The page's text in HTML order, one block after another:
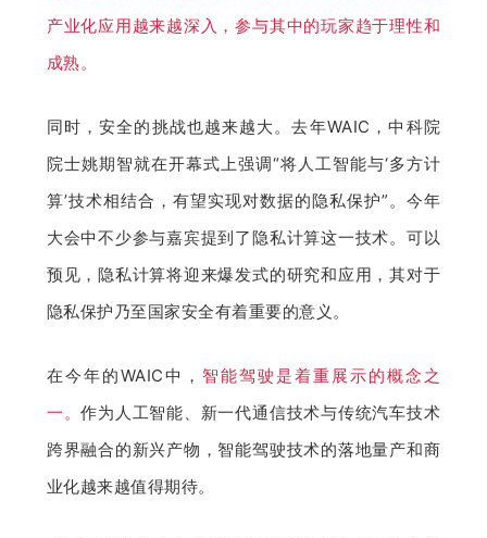
产业化应用越来越深入，参与其中的玩家趋于理性和
成熟。
同时，安全的挑战也越来越大。去年WAIC，中科院
院士姚期智就在开幕式上强调“将人工智能与‘多方计
算’技术相结合，有望实现对数据的隐私保护”。今年
大会中不少参与嘉宾提到了隐私计算这一技术。可以
预见，隐私计算将迎来爆发式的研究和应用，其对于
隐私保护乃至国家安全有着重要的意义。
在今年的WAIC中， 智能驾驶是着重展示的概念之
一。作为人工智能、新一代通信技术与传统汽车技术
跨界融合的新兴产物，智能驾驶技术的落地量产和商
业化越来越值得期待。